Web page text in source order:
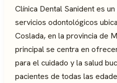
Clínica Dental Sanident es
servicios odontológicos
Coslada, en la provincia de
principal se centra en
para el cuidado y la salud
pacientes de todas las